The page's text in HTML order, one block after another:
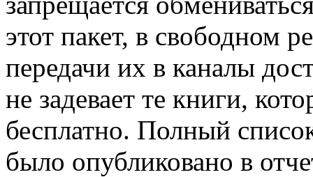
этот пакет, в свободном
передачи их в каналы
не задевает те книги,
бесплатно. Полный
было опубликовано в